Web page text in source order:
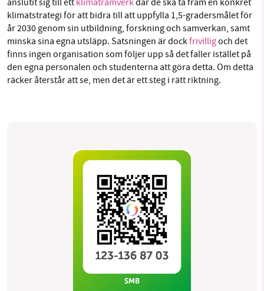
klimatstrategi för att bidra till att uppfylla 1,5-gradersmålet för
år 2030 genom sin utbildning, forskning och samverkan, samt
minska sina egna utsläpp. Satsningen är dockfrivilligoch det
finns ingen organisation som följer upp så det faller istället på
den egna personalen och studenterna att göra detta. Om detta
räcker återstår att se, men det är ett steg i rätt riktning.